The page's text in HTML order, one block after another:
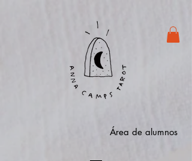
Área de alumnos